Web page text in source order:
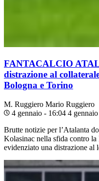
FANTACALCIO
distrazione al
Bologna e Torino
M. Ruggiero Mario Ruggiero
4 gennaio - 16:04 4 gennaio
Brutte notizie per l’Atalanta
Kolasinac nella sfida contro
evidenziato una distrazione